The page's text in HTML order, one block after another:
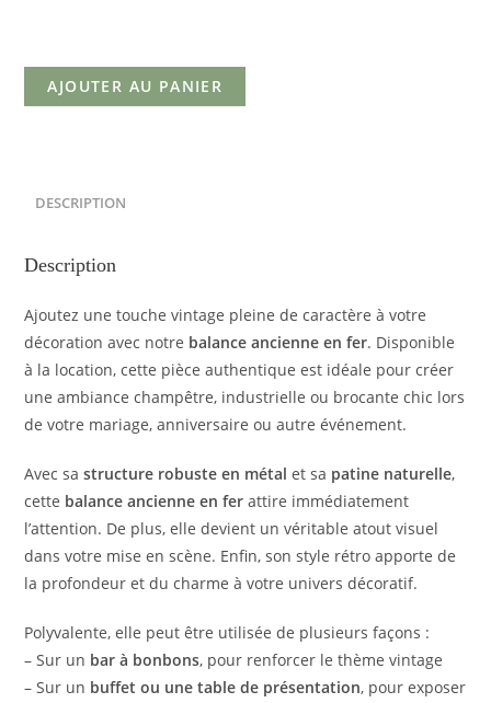
AJOUTER AU PANIER
DESCRIPTION
Description
Ajoutez une touche vintage pleine de caractère à votre
décoration avec notre balance ancienne en fer. Disponible
à la location, cette pièce authentique est idéale pour créer
une ambiance champêtre, industrielle ou brocante chic lors
de votre mariage, anniversaire ou autre événement.
Avec sastructure robuste en métal et sa patine naturelle,
cette balance ancienne en fer attire immédiatement
l’attention. De plus, elle devient un véritable atout visuel
dans votre mise en scène. Enfin, son style rétro apporte de
la profondeur et du charme à votre univers décoratif.
Polyvalente, elle peut être utilisée de plusieurs façons :
– Sur un bar à bonbons, pour renforcer le thème vintage
– Sur un buffet ou une table de présentation, pour exposer